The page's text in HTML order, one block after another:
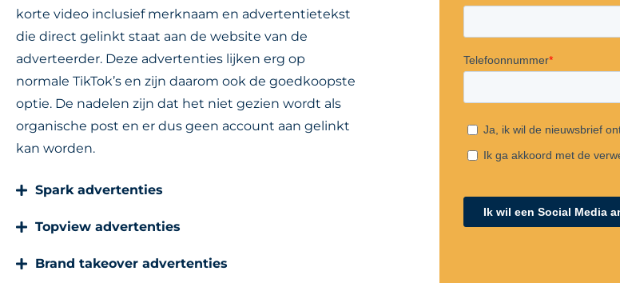
korte video inclusief merknaam en advertentietekst
die direct gelinkt staat aan de website van de
adverteerder. Deze advertenties lijken erg op
normale TikTok’s en zijn daarom ook de goedkoopste
optie. De nadelen zijn dat het niet gezien wordt als
organische post en er dus geen account aan gelinkt
kan worden.
Spark advertenties
Topview advertenties
Brand takeover advertenties